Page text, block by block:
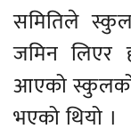
समितिले
जमिन लिएर
आएको स्कुलको
भएको थियो ।